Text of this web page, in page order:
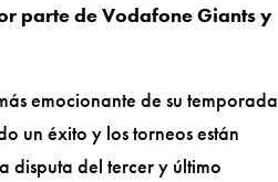
parte de Vodafone Giants y
emocionante de su temporada
un éxito y los torneos están
disputa del tercer y último